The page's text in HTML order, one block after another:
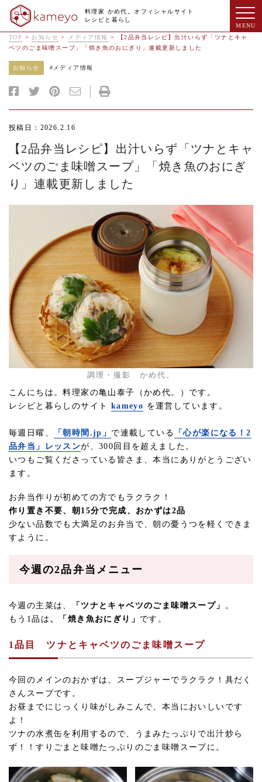
料理家 かめ代。オフィシャルサイト
レシピと暮らし
TOP > お知らせ > メディア情報 >
【2品弁当レシピ】出汁いらず「ツナとキャ
ベツのごま味噌スープ」「焼き魚のおにぎり」連載更新しました
お知らせ # メディア情報
投稿日：2026.2.16
【2品弁当レシピ】出汁いらず「ツナとキャ
ベツのごま味噌スープ」「焼き魚のおにぎ
り」連載更新しました
調理・撮影 かめ代。
こんにちは。料理家の亀山泰子（かめ代。）です。
レシピと暮らしのサイト
kameyo を運営しています。
毎週日曜、 「朝時間.jp」 で連載している
「心が楽になる！2
品弁当」レッスンが、300回目を超えました。
いつもご覧くださっている皆さま、本当にありがとうござい
ます。
お弁当作りが初めての方でもラクラク！
作り置き不要、朝15分で完成、おかずは2品
少ない品数でも大満足のお弁当で、朝の憂うつを軽くできま
すように。
今週の2品弁当メニュー
今週の主菜は、 「ツナとキャベツのごま味噌スープ」 。
もう1品は 、「焼き魚おにぎり」 です。
1品目 ツナとキャベツのごま味噌スープ
今回のメインのおかずは、スープジャーでラクラク！具だく
さんスープです。
お昼までにじっくり味がしみこんで、本当においしいです
よ！
ツナの水煮缶を利用するので、うまみたっぷりで出汁炒ら
ず！！すりごまと味噌たっぷりのごま味噌スープに。